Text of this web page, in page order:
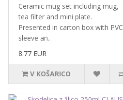
Ceramic mug set including mug,
tea filter and mini plate.
Presented in carton box with PVC
sleeve an..
8.77 EUR
V KOŠARICO